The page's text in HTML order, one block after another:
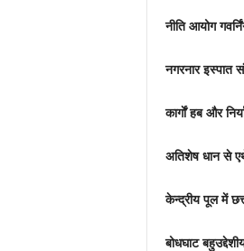
नीति आयोग
नगरनार इस्पात
कार्गाें हब और
अतिशेष धान से
केन्द्रीय पूल में
बोधघाट